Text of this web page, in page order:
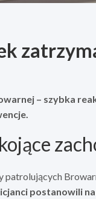
– szybka
postanowili